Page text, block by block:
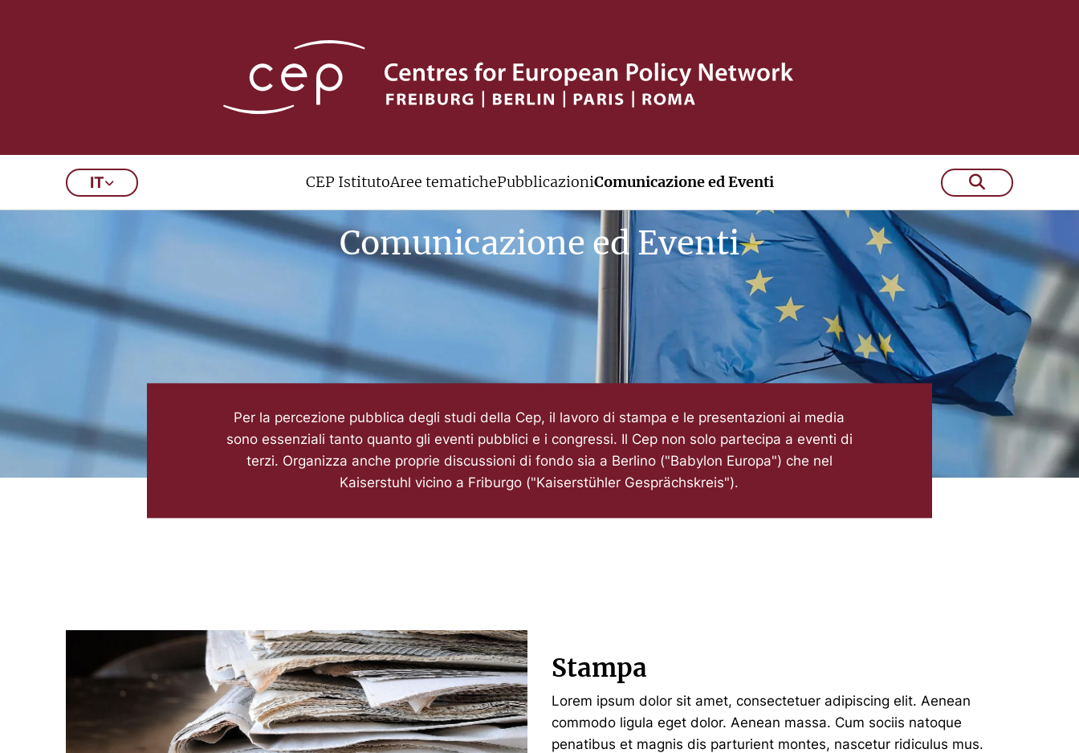
IT CEP IstitutoAree tematichePubblicazioniComunicazione ed Eventi
Comunicazione ed Eventi
Per la percezione pubblica degli studi della Cep, il lavoro di stampa e le presentazioni ai media
sono essenziali tanto quanto gli eventi pubblici e i congressi. Il Cep non solo partecipa a eventi di
terzi. Organizza anche proprie discussioni di fondo sia a Berlino ("Babylon Europa") che nel
Kaiserstuhl vicino a Friburgo ("Kaiserstühler Gesprächskreis").
Stampa
Lorem ipsum dolor sit amet, consectetuer adipiscing elit. Aenean
commodo ligula eget dolor. Aenean massa. Cum sociis natoque
penatibus et magnis dis parturient montes, nascetur ridiculus mus.